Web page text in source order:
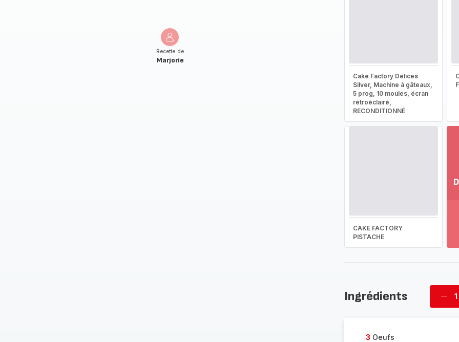
Recette de
Marjorie
Cake Factory Délices
Silver, Machine à gâteaux,
5 prog, 10 moules, écran
rétroéclairé,
RECONDITIONNÉ
CAKE FACTORY
PISTACHE
Ingrédients
3 Oeufs